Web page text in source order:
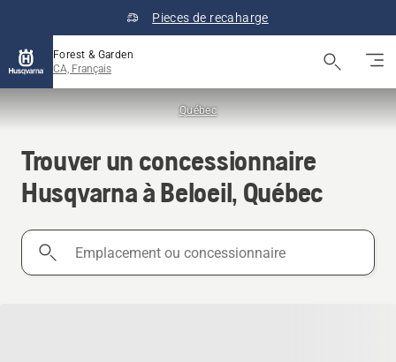
Pieces de recaharge
Forest & Garden
CA, Français
Québec
Trouver un concessionnaire
Husqvarna à Beloeil, Québec
Emplacement